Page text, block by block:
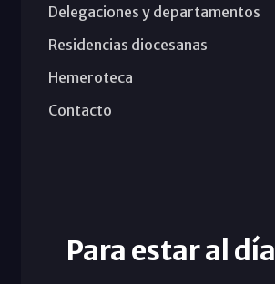
Delegaciones y departamentos
Residencias diocesanas
Hemeroteca
Contacto
Para estar al día